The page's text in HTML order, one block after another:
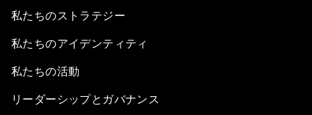
私たちのストラテジー
私たちのアイデンティティ
私たちの活動
リーダーシップとガバナンス